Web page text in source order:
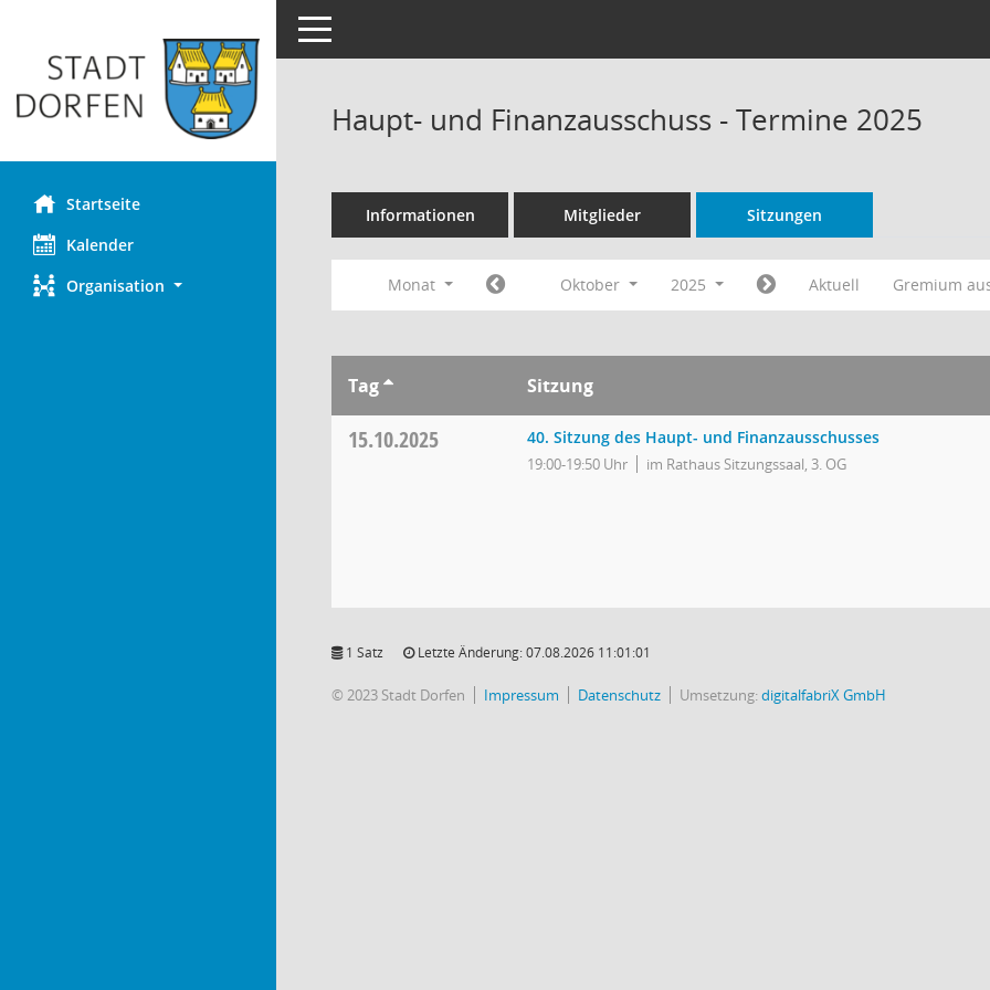
Startseite
Kalender
Organisation
Toggle navigation
Haupt- und Finanzausschuss - Termine 2025
Informationen Mitglieder Sitzungen
Monat Oktober 2025 Aktuell Gremium
Tag Sitzung
15.10.2025 40. Sitzung des Haupt- und Finanzausschusses
19:00-19:50 Uhr im Rathaus Sitzungssaal, 3. OG
1 Satz Letzte Änderung: 07.08.2026 11:01:01
© 2023 Stadt Dorfen Impressum Datenschutz Umsetzung:digitalfabriX GmbH